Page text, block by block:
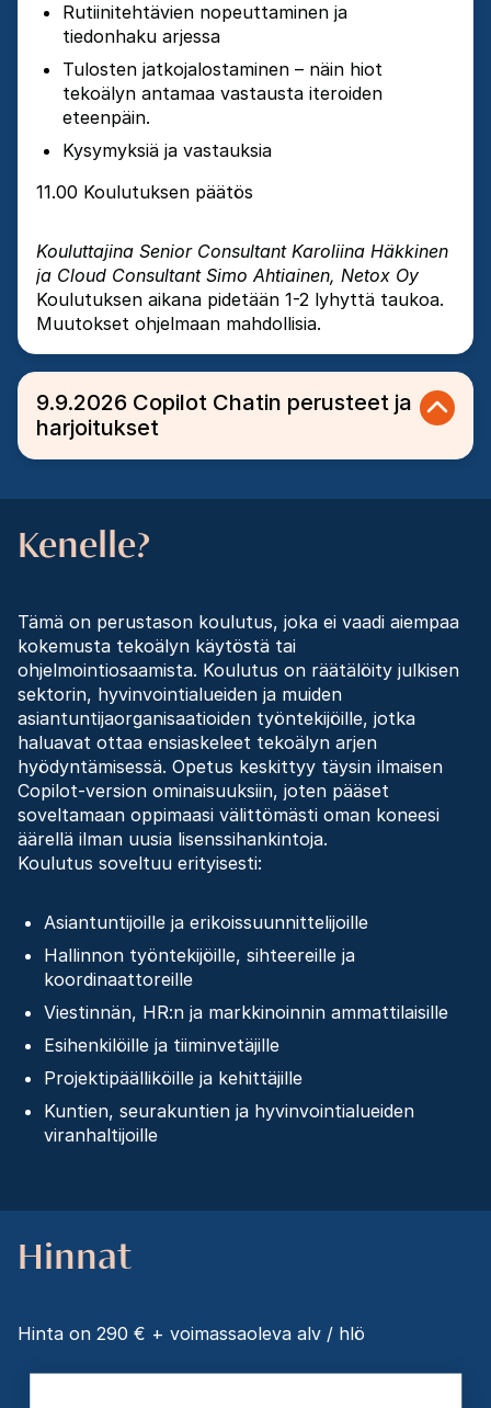
Rutiinitehtävien nopeuttaminen ja
tiedonhaku arjessa
Tulosten jatkojalostaminen – näin hiot
tekoälyn antamaa vastausta iteroiden
eteenpäin.
Kysymyksiä ja vastauksia
11.00 Koulutuksen päätös
Kouluttajina Senior Consultant Karoliina Häkkinen
ja Cloud Consultant Simo Ahtiainen, Netox Oy
Koulutuksen aikana pidetään 1-2 lyhyttä taukoa.
Muutokset ohjelmaan mahdollisia.
9.9.2026 Copilot Chatin perusteet ja
harjoitukset
Kenelle?
Tämä on perustason koulutus, joka ei vaadi aiempaa
kokemusta tekoälyn käytöstä tai
ohjelmointiosaamista. Koulutus on räätälöity julkisen
sektorin, hyvinvointialueiden ja muiden
asiantuntijaorganisaatioiden työntekijöille, jotka
haluavat ottaa ensiaskeleet tekoälyn arjen
hyödyntämisessä. Opetus keskittyy täysin ilmaisen
Copilot-version ominaisuuksiin, joten pääset
soveltamaan oppimaasi välittömästi oman koneesi
äärellä ilman uusia lisenssihankintoja.
Koulutus soveltuu erityisesti:
Asiantuntijoille ja erikoissuunnittelijoille
Hallinnon työntekijöille, sihteereille ja
koordinaattoreille
Viestinnän, HR:n ja markkinoinnin ammattilaisille
Esihenkilöille ja tiiminvetäjille
Projektipäälliköille ja kehittäjille
Kuntien, seurakuntien ja hyvinvointialueiden
viranhaltijoille
Hinnat
Hinta on 290 € + voimassaoleva alv / hlö